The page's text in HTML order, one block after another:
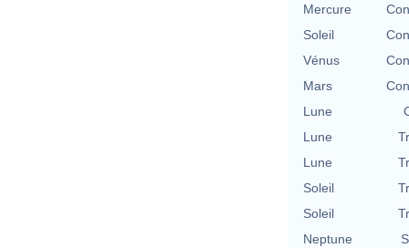
Mercure
Soleil
Vénus
Mars
Lune
Lune
Lune
Soleil
Soleil
Neptune